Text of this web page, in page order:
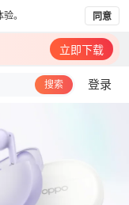
。 同意
立即下载
搜索 登录